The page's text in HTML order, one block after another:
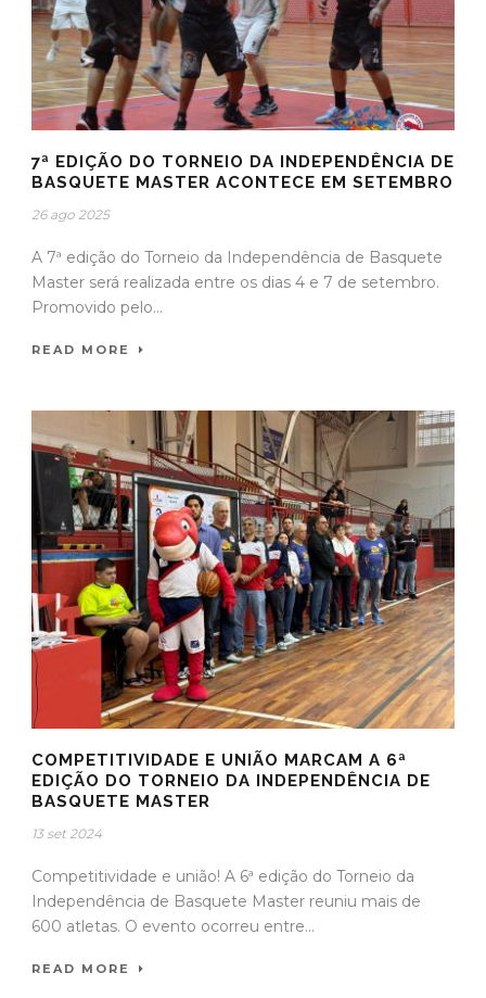
7ª EDIÇÃO DO TORNEIO DA INDEPENDÊNCIA DE
BASQUETE MASTER ACONTECE EM SETEMBRO
26 ago 2025
A 7ª edição do Torneio da Independência de Basquete
Master será realizada entre os dias 4 e 7 de setembro.
Promovido pelo...
READ MORE
COMPETITIVIDADE E UNIÃO MARCAM A 6ª
EDIÇÃO DO TORNEIO DA INDEPENDÊNCIA DE
BASQUETE MASTER
13 set 2024
Competitividade e união! A 6ª edição do Torneio da
Independência de Basquete Master reuniu mais de
600 atletas. O evento ocorreu entre...
READ MORE